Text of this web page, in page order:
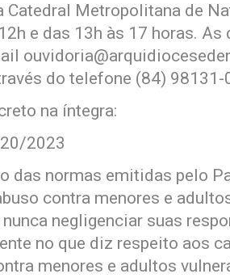
Catedral Metropolitana de
e das 13h às 17 horas.
do telefone (84) 98131-
na íntegra:
20/2023
das normas emitidas pelo
contra menores e
nunca negligenciar suas
no que diz respeito aos
menores e adultos